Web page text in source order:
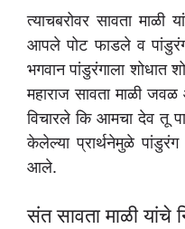
त्याचबरोवर सावता
आपले पोट फाडले व
भगवान पांडुरंगाला शोधात
महाराज सावता माळी जवळ
विचारले कि आमचा देव तू
केलेल्या प्रार्थनेमुळे पांडुरंग
आले.
संत सावता माळी यांचे